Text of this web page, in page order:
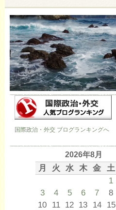
国際政治・外交 ブログランキングへ
2026年8月
月 火 水 木 金 土
1
3
4 5 6 7 8
10 11 12 13 14 15